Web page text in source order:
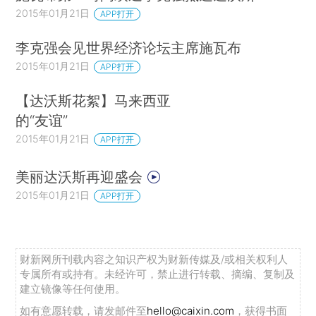
2015年01月21日 APP打开
李克强会见世界经济论坛主席施瓦布
2015年01月21日 APP打开
【达沃斯花絮】马来西亚
的“友谊”
2015年01月21日 APP打开
美丽达沃斯再迎盛会
2015年01月21日 APP打开
财新网所刊载内容之知识产权为财新传媒及/或相关权利人
专属所有或持有。未经许可，禁止进行转载、摘编、复制及
建立镜像等任何使用。
如有意愿转载，请发邮件至hello@caixin.com ，获得书面